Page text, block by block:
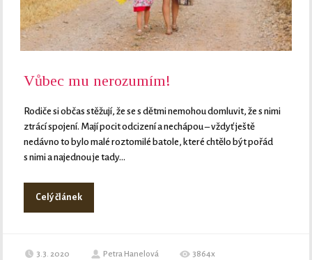
Vůbec mu nerozumím!
Rodiče si občas stěžují, že se s dětmi nemohou domluvit, že s nimi
ztrácí spojení. Mají pocit odcizení a nechápou – vždyť ještě
nedávno to bylo malé roztomilé batole, které chtělo být pořád
s nimi a najednou je tady...
Celý článek
3.3. 2020 Petra Hanelová
3864x